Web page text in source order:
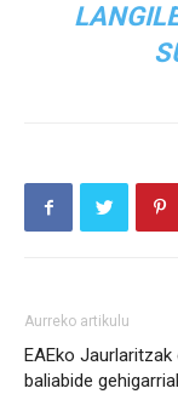
Aurreko artikulu
EAEko Jaurlaritzak
baliabide